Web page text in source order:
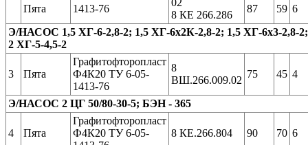
Пята
1413-76
8 КЕ 266.286
87
59 6
Э/НАСОС 1,5 ХГ-6-2,8-2; 1,5 ХГ-6х2К-2,8-2; 1,5 ХГ-6х3-2,8-2;
2 ХГ-5-4,5-2
3 Пята
Графитофторопласт
Ф4К20 ТУ 6-05-
1413-76
8
ВШ.266.009.02
75 45 4
Э/НАСОС 2 ЦГ 50/80-30-5; БЭН - 365
4 Пята
Графитофторопласт
Ф4К20 ТУ 6-05-
8 КЕ.266.804 90 70 6